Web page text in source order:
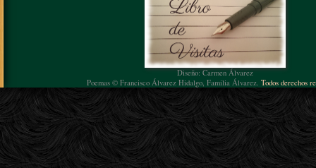
Diseño: Carmen Álvarez
Poemas © Francisco Álvarez Hidalgo, Familia Álvarez. Todos derechos